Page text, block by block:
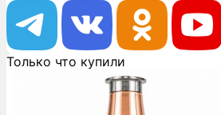
Только что купили